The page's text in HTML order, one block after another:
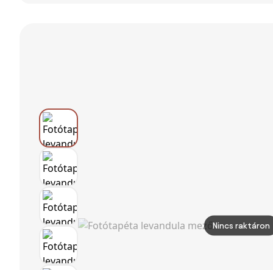
Nincs raktáron